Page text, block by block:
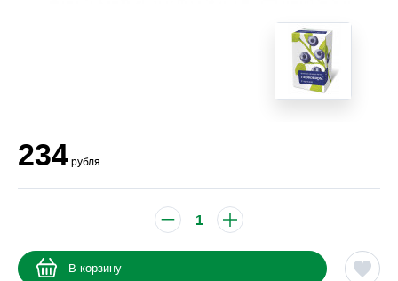
234 рубля
В корзину